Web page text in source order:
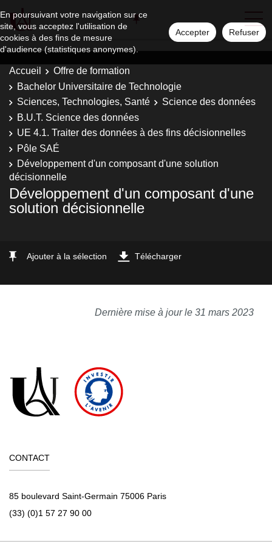
En poursuivant votre navigation sur ce
site, vous acceptez l'utilisation de
cookies à des fins de mesure
d'audience (statistiques anonymes).
Accepter Refuser
Accueil
Offre de formation
Bachelor Universitaire de Technologie
Sciences, Technologies, Santé
Science des données
B.U.T. Science des données
UE 4.1. Traiter des données à des fins décisionnelles
Pôle SAÉ
Développement d'un composant d'une solution
décisionnelle
Développement d'un composant d'une
solution décisionnelle
Ajouter à la sélection Télécharger
Dernière mise à jour le 31 mars 2023
CONTACT
85 boulevard Saint-Germain 75006 Paris
(33) (0)1 57 27 90 00